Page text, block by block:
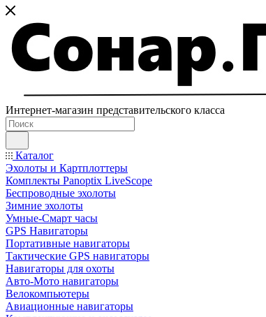
Интернет-магазин представительского класса
Каталог
Эхолоты и Картплоттеры
Комплекты Panoptix LiveScope
Беспроводные эхолоты
Зимние эхолоты
Умные-Смарт часы
GPS Навигаторы
Портативные навигаторы
Тактические GPS навигаторы
Навигаторы для охоты
Авто-Мото навигаторы
Велокомпьютеры
Авиационные навигаторы